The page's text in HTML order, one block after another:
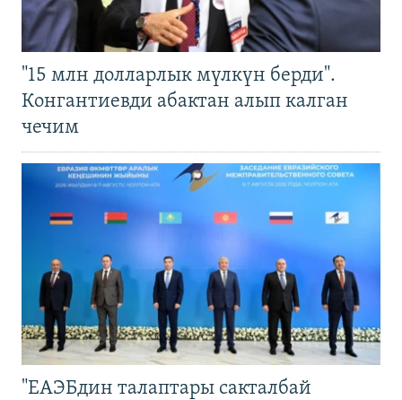
"15 млн долларлык мүлкүн берди".
Конгантиевди абактан алып калган
чечим
"ЕАЭБдин талаптары сакталбай